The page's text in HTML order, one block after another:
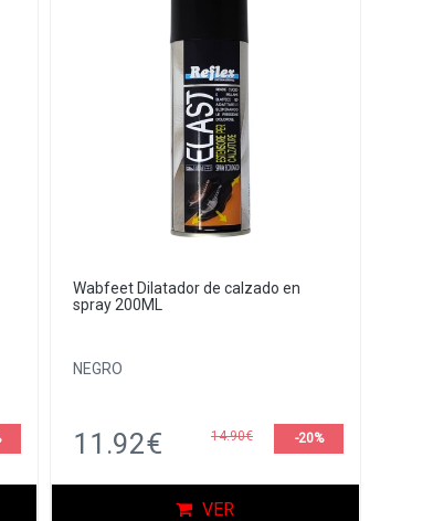
Wabfeet Dilatador de calzado en
spray 200ML
NEGRO
11.92€ 14.90€ -20%
VER